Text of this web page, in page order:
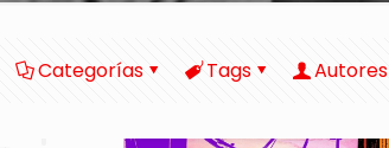
Categorías Tags Autores